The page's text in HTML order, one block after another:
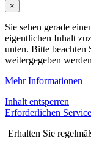
×
Sie sehen gerade
eigentlichen Inhalt
unten. Bitte beachten
weitergegeben
Mehr Informationen
Inhalt entsperren
Erforderlichen
Erhalten Sie